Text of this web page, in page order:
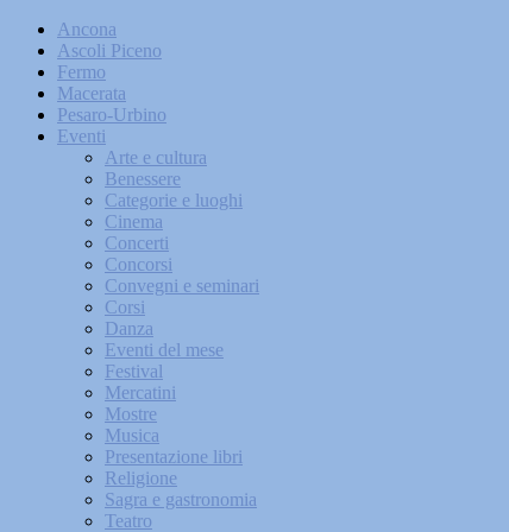
Ancona
Ascoli Piceno
Fermo
Macerata
Pesaro-Urbino
Eventi
Arte e cultura
Benessere
Categorie e luoghi
Cinema
Concerti
Concorsi
Convegni e seminari
Corsi
Danza
Eventi del mese
Festival
Mercatini
Mostre
Musica
Presentazione libri
Religione
Sagra e gastronomia
Teatro